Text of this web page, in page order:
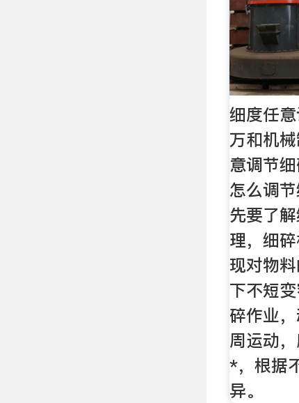
细度任
万和机
意调节
怎么调
先要了
理，细
现对物
下不短
碎作业
周运动
*，根据
异。